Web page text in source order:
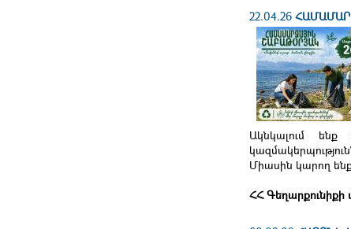
22.04.26
Ակնկալում ենք
Միասին կարող
ՀՀ